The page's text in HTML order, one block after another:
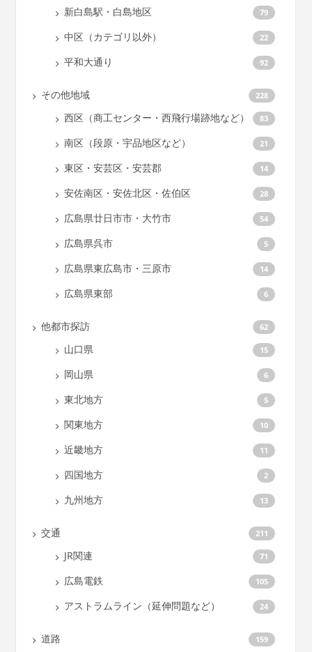
新白島駅・白島地区 79
中区（カテゴリ以外） 22
平和大通り 92
その他地域 228
西区（商工センター・西飛行場跡地など） 83
南区（段原・宇品地区など） 21
東区・安芸区・安芸郡 14
安佐南区・安佐北区・佐伯区 28
広島県廿日市市・大竹市 54
広島県呉市 5
広島県東広島市・三原市 14
広島県東部 6
他都市探訪 62
山口県 15
岡山県 6
東北地方 5
関東地方 10
近畿地方 11
四国地方 2
九州地方 13
交通 211
JR関連 71
広島電鉄 105
アストラムライン（延伸問題など） 24
道路 159